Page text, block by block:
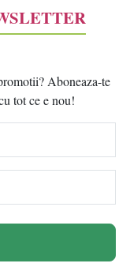
Aboneaza-te
tot ce e nou!